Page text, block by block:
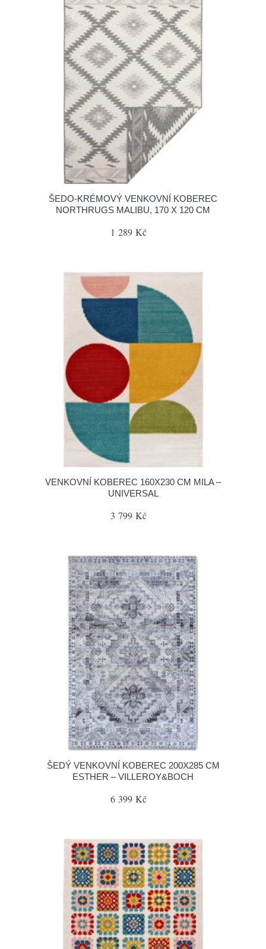
ŠEDO-KRÉMOVÝ VENKOVNÍ KOBEREC
NORTHRUGS MALIBU, 170 X 120 CM
1 289 Kč
VENKOVNÍ KOBEREC 160X230 CM MILA –
UNIVERSAL
3 799 Kč
ŠEDÝ VENKOVNÍ KOBEREC 200X285 CM
ESTHER – VILLEROY&BOCH
6 399 Kč